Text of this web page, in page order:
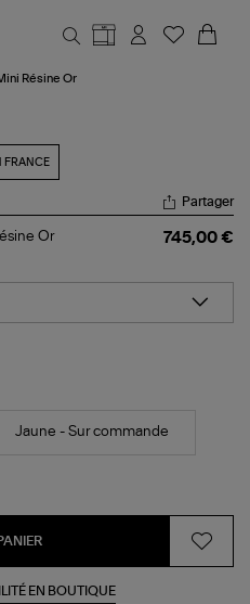
Résine Or
FRANCE
Partager
Or
745,00 €
Jaune - Sur commande
EN BOUTIQUE